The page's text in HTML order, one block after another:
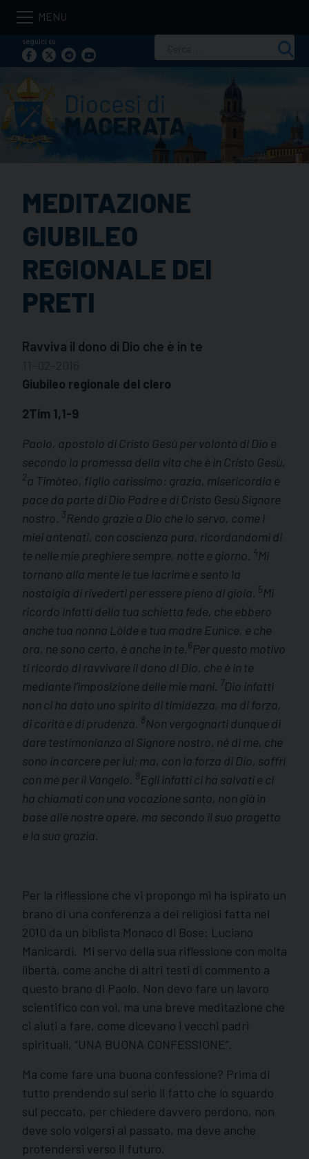
Skip
contentseguici su
per:
MEDITAZIONE
GIUBILEO
REGIONALE DEI
PRETI
Ravviva il dono di Dio che è in te
Giubileo regionale del clero
2Tim 1,1-9
Paolo, apostolo di Cristo Gesù per volontà di Dio e
secondo la promessa della vita che è in Cristo Gesù,
2a Timòteo, figlio carissimo: grazia, misericordia e
pace da parte di Dio Padre e di Cristo Gesù Signore
nostro. 3Rendo grazie a Dio che io servo, come i
miei antenati, con coscienza pura, ricordandomi di
te nelle mie preghiere sempre, notte e giorno. 4Mi
tornano alla mente le tue lacrime e sento la
nostalgia di rivederti per essere pieno di gioia. 5Mi
ricordo infatti della tua schietta fede, che ebbero
anche tua nonna Lòide e tua madre Eunìce, e che
ora, ne sono certo, è anche in te.6Per questo motivo
ti ricordo di ravvivare il dono di Dio, che è in te
mediante l’imposizione delle mie mani. 7Dio infatti
non ci ha dato uno spirito di timidezza, ma di forza,
di carità e di prudenza. 8Non vergognarti dunque di
dare testimonianza al Signore nostro, né di me, che
sono in carcere per lui; ma, con la forza di Dio, soffri
con me per il Vangelo. 9Egli infatti ci ha salvati e ci
ha chiamati con una vocazione santa, non già in
base alle nostre opere, ma secondo il suo progetto
e la sua grazia.
Per la riflessione che vi propongo mi ha ispirato un
brano di una conferenza a dei religiosi fatta nel
2010 da un biblista Monaco di Bose: Luciano
Manicardi. Mi servo della sua riflessione con molta
libertà, come anche di altri testi di commento a
questo brano di Paolo. Non devo fare un lavoro
scientifico con voi, ma una breve meditazione che
ci aiuti a fare, come dicevano i vecchi padri
spirituali, “UNA BUONA CONFESSIONE”.
Ma come fare una buona confessione? Prima di
tutto prendendo sul serio il fatto che lo sguardo
sul peccato, per chiedere davvero perdono, non
deve solo volgersi al passato, ma deve anche
protendersi verso il futuro.